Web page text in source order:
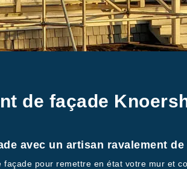
de façade
avec un artisan ravalement
pour remettre en état votre mur et